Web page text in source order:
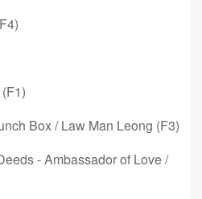
Box / Law Man Leong (F3)
- Ambassador of Love /